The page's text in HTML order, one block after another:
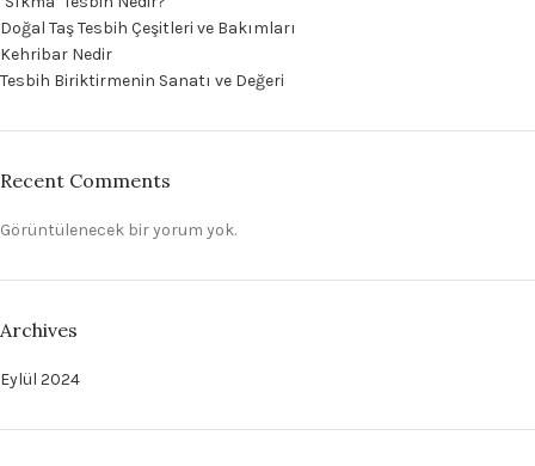
Doğal Taş Tesbih Çeşitleri ve Bakımları
Kehribar Nedir
Tesbih Biriktirmenin Sanatı ve Değeri
Recent Comments
Görüntülenecek bir yorum yok.
Archives
Eylül 2024